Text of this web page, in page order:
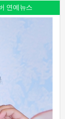
연예뉴스